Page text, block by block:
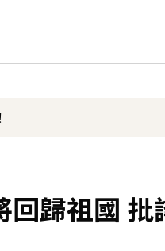
大回應了
12分鐘前
歸祖國